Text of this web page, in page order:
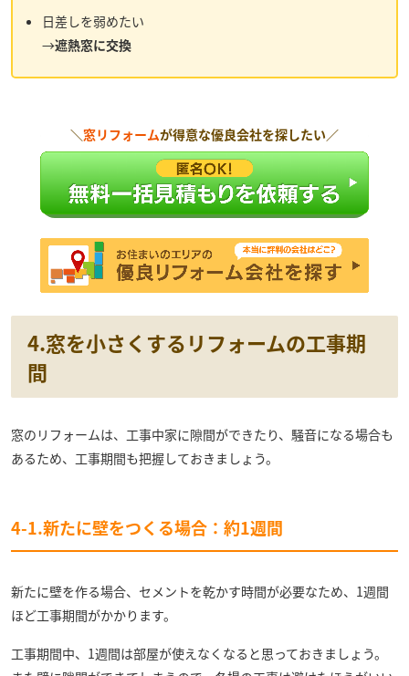
日差しを弱めたい
→遮熱窓に交換
＼窓リフォームが得意な優良会社を探したい／
4.窓を小さくするリフォームの工事期
間
窓のリフォームは、工事中家に隙間ができたり、騒音になる場合も
あるため、工事期間も把握しておきましょう。
4-1.新たに壁をつくる場合：約1週間
新たに壁を作る場合、セメントを乾かす時間が必要なため、1週間
ほど工事期間がかかります。
工事期間中、1週間は部屋が使えなくなると思っておきましょう。